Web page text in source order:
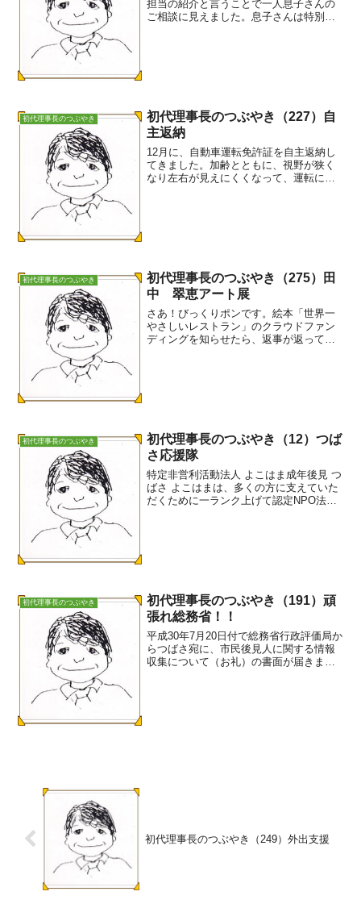
担当の紹介と言うことで一人息子さんの
ご相談に見えました。息子さんは特別支
初代理事長のつぶやき
初代理事長のつぶやき（227）自
主返納
12月に、自動車運転免許証を自主返納し
てきました。加齢とともに、視野が狭く
なり左右が見えにくくなって、運転に危
初代理事長のつぶやき
初代理事長のつぶやき（275）田
中 翠恵アート展
さあ！びっくりポンです。絵本「世界一
やさしいレストラン」のクラウドファン
ディングを知らせたら、返事が返ってき
初代理事長のつぶやき
初代理事長のつぶやき（12）つば
さ応援隊
特定非営利活動法人 よこはま成年後見 つ
ばさ よこはまは、多くの方に支えていた
だくために一ランク上げて認定NPO法人
初代理事長のつぶやき
初代理事長のつぶやき（191）頑
張れ総務省！！
平成30年7月20日付で総務省行政評価局か
らつばさ宛に、市民後見人に関する情報
収集について（お礼）の書面が届きまし
初代理事長のつぶやき（249）外出支援